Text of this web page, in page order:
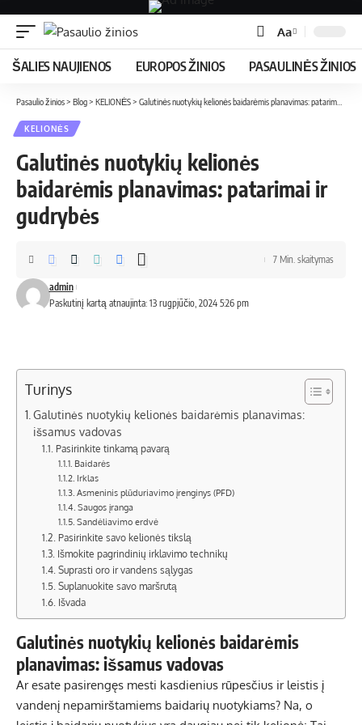
Aa
ŠALIES NAUJIENOS EUROPOS ŽINIOS PASAULINĖS ŽINIOS
Pasaulio žinios> Blog> KELIONĖS> Galutinės nuotykių kelionės baidarėmis planavimas: patarimai ir gudrybės
KELIONĖS
Galutinės nuotykių kelionės
baidarėmis planavimas: patarimai ir
gudrybės
Paskutinį kartą atnaujinta: 13 rugpjūčio, 2024 5:26 pm
admin
7 Min. skaitymas
Turinys
Galutinės nuotykių kelionės baidarėmis planavimas:
išsamus vadovas
Pasirinkite tinkamą pavarą
Baidarės
Irklas
Asmeninis plūduriavimo įrenginys (PFD)
Saugos įranga
Sandėliavimo erdvė
Pasirinkite savo kelionės tikslą
Išmokite pagrindinių irklavimo technikų
Suprasti oro ir vandens sąlygas
Suplanuokite savo maršrutą
Išvada
Galutinės nuotykių kelionės baidarėmis
planavimas: išsamus vadovas
Ar esate pasirengęs mesti kasdienius rūpesčius ir leistis į
vandenį nepamirštamiems baidarių nuotykiams? Na, o